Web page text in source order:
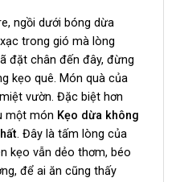
ngồi dưới bóng dừa
trong gió mà lòng
đặt chân đến đây, đừng
kẹo quê. Món quà của
vườn. Đặc biệt hơn
một món Kẹo dừa không
. Đây là tấm lòng của
kẹo vẫn dẻo thơm, béo
để ai ăn cũng thấy